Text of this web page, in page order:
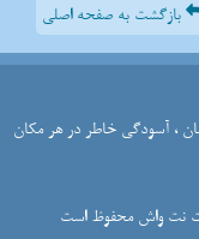
بازگشت به صفحه اصلی
، آسودگی خاطر در هر مکان